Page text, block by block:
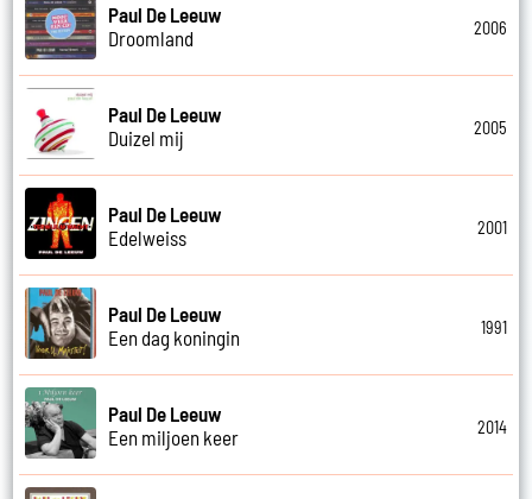
Paul De Leeuw
Droomland
2006
Paul De Leeuw
Duizel mij
2005
Paul De Leeuw
Edelweiss
2001
Paul De Leeuw
Een dag koningin
1991
Paul De Leeuw
Een miljoen keer
2014